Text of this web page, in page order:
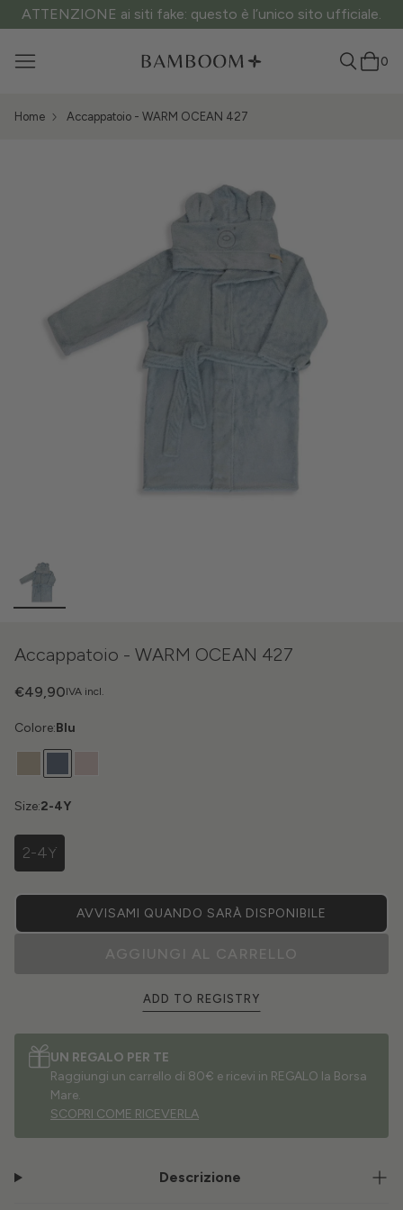
ATTENZIONE ai siti fake: questo è l’unico sito ufficiale.
0
Home Accappatoio - WARM OCEAN 427
Accappatoio - WARM OCEAN 427
IVA incl.
€49,90
Colore:Blu
Size:2-4Y
2-4Y
AVVISAMI QUANDO SARÀ DISPONIBILE
AGGIUNGI AL CARRELLO
ADD TO REGISTRY
UN REGALO PER TE
Raggiungi un carrello di 80€ e ricevi in REGALO la Borsa
Mare.
SCOPRI COME RICEVERLA
Descrizione